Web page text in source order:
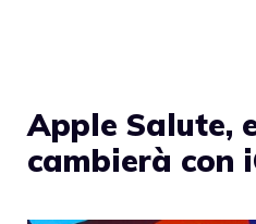
Apple Salute,
cambierà con